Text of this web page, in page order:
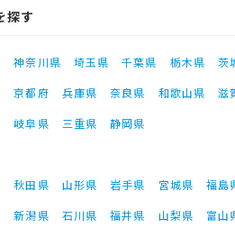
探す
神奈川県 埼玉県 千葉県 栃木県 茨
京都府 兵庫県 奈良県 和歌山県
滋
岐阜県 三重県
静岡県
秋田県 山形県 岩手県 宮城県
福島
新潟県 石川県 福井県 山梨県
富山